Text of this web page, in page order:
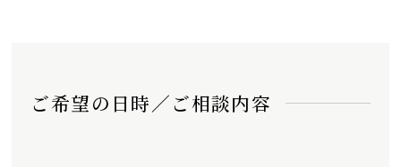
ご希望の日時／ご相談内容